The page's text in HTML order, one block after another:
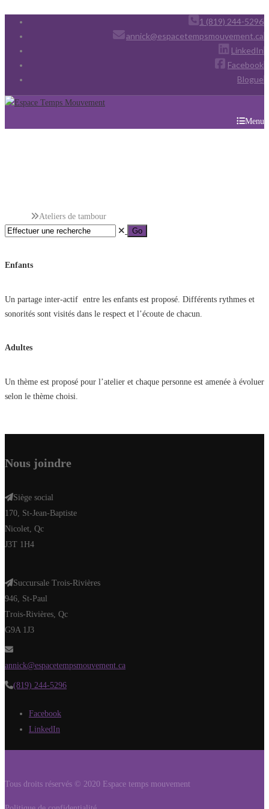
1 (819) 244-5296
annick@espacetempsmouvement.ca
LinkedIn
Facebook
Blogue
Menu
Ateliers de tambour
Enfants
Un partage inter-actif entre les enfants est proposé. Différents rythmes et
sonorités sont visités dans le respect et l’écoute de chacun.
Adultes
Un thème est proposé pour l’atelier et chaque personne est amenée à évoluer
selon le thème choisi.
Nous joindre
Siège social
170, St-Jean-Baptiste
Nicolet, Qc
J3T 1H4
Succursale Trois-Rivières
946, St-Paul
Trois-Rivières, Qc
G9A 1J3
annick@espacetempsmouvement.ca
(819) 244-5296
Facebook
LinkedIn
Tous droits réservés © 2020 Espace temps mouvement